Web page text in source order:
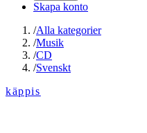
Skapa konto
/Alla kategorier
/Musik
/CD
/Svenskt
käppis